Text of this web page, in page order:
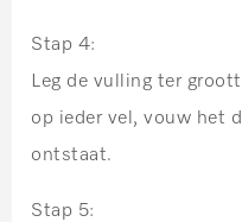
Stap 4:
Leg de vulling ter
op ieder vel, vouw het
ontstaat.
Stap 5: